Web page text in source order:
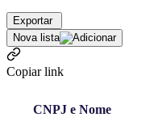
Exportar
Nova lista
Copiar link
CNPJ e Nome